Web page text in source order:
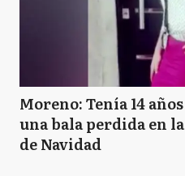
Moreno: Tenía 14
una bala perdida en
de Navidad